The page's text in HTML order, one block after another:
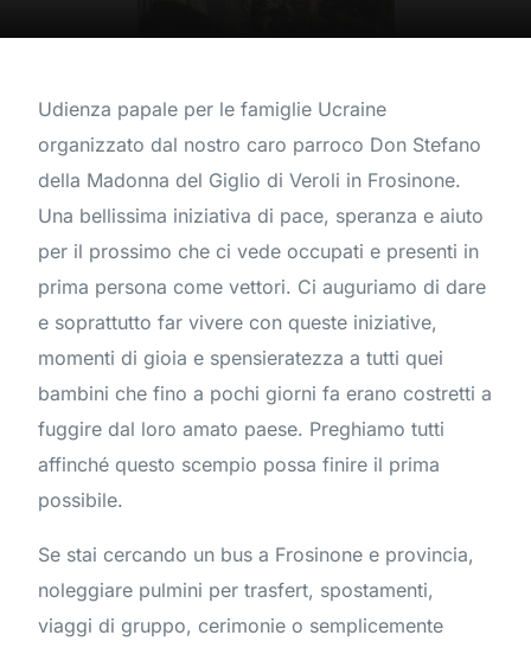
Udienza papale per le famiglie Ucraine
organizzato dal nostro caro parroco Don Stefano
della Madonna del Giglio di Veroli in Frosinone.
Una bellissima iniziativa di pace, speranza e aiuto
per il prossimo che ci vede occupati e presenti in
prima persona come vettori. Ci auguriamo di dare
e soprattutto far vivere con queste iniziative,
momenti di gioia e spensieratezza a tutti quei
bambini che fino a pochi giorni fa erano costretti a
fuggire dal loro amato paese. Preghiamo tutti
affinché questo scempio possa finire il prima
possibile.
Se stai cercando un bus a Frosinone e provincia,
noleggiare pulmini per trasfert, spostamenti,
viaggi di gruppo, cerimonie o semplicemente
News